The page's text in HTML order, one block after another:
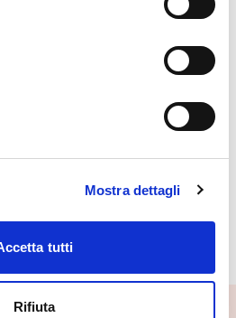
Mostra dettagli
tutti
Rifiuta
visitare la Diga di Campo
e l'Alpe Prabello con il
di partenza per escursioni verso
Ogni aprile ospita
montagna con mostra della